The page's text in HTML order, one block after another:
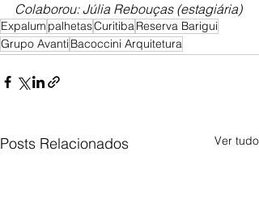
Colaborou: Júlia Rebouças (estagiária)
Expalum palhetasCuritibaReserva Barigui
Grupo Avanti Bacoccini Arquitetura
Posts Relacionados Ver tudo